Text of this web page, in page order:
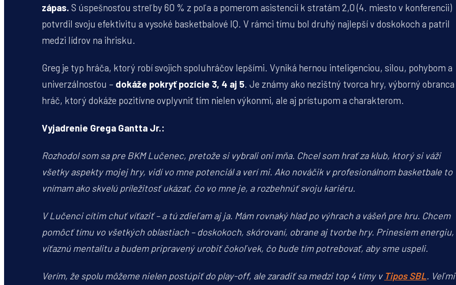
zápas. S úspešnosťou streľby 60 % z poľa a pomerom asistencií k stratám 2,0 (4. miesto v konferencii)
potvrdil svoju efektivitu a vysoké basketbalové IQ. V rámci tímu bol druhý najlepší v doskokoch a patril
medzi lídrov na ihrisku.
Greg je typ hráča, ktorý robí svojich spoluhráčov lepšími. Vyniká hernou inteligenciou, silou, pohybom a
univerzálnosťou – dokáže pokryť pozície 3, 4 aj 5. Je známy ako nezištný tvorca hry, výborný obranca
hráč, ktorý dokáže pozitívne ovplyvniť tím nielen výkonmi, ale aj prístupom a charakterom.
Vyjadrenie Grega Gantta Jr.:
Rozhodol som sa pre BKM Lučenec, pretože si vybrali oni mňa. Chcel som hrať za klub, ktorý si váži
všetky aspekty mojej hry, vidí vo mne potenciál a verí mi. Ako nováčik v profesionálnom basketbale to
vnímam ako skvelú príležitosť ukázať, čo vo mne je, a rozbehnúť svoju kariéru.
V Lučenci cítim chuť víťaziť – a tú zdieľam aj ja. Mám rovnaký hlad po výhrach a vášeň pre hru. Chcem
pomôcť tímu vo všetkých oblastiach – doskokoch, skórovaní, obrane aj tvorbe hry. Prinesiem energiu,
víťaznú mentalitu a budem pripravený urobiť čokoľvek, čo bude tím potrebovať, aby sme uspeli.
Verím, že spolu môžeme nielen postúpiť do play-off, ale zaradiť sa medzi top 4 tímy v Tipos SBL. Veľmi